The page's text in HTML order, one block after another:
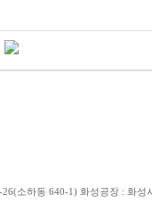
소하동 640-1) 화성공장 : 화